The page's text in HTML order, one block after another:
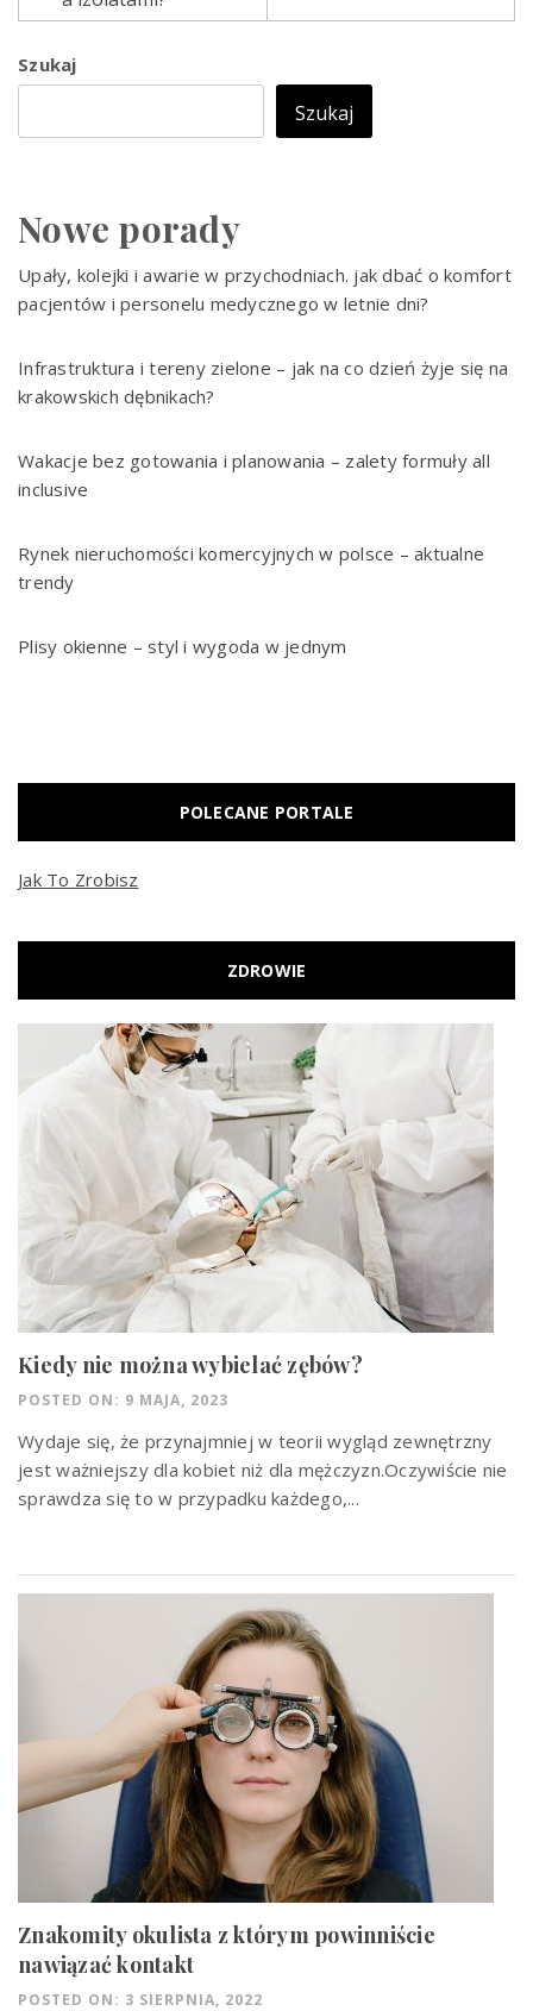
Szukaj
Szukaj
Nowe porady
Upały, kolejki i awarie w przychodniach. jak dbać o komfort
pacjentów i personelu medycznego w letnie dni?
Infrastruktura i tereny zielone – jak na co dzień żyje się na
krakowskich dębnikach?
Wakacje bez gotowania i planowania – zalety formuły all
inclusive
Rynek nieruchomości komercyjnych w polsce – aktualne
trendy
Plisy okienne – styl i wygoda w jednym
POLECANE PORTALE
Jak To Zrobisz
ZDROWIE
Kiedy nie można wybielać zębów?
POSTED ON: 9 MAJA, 2023
Wydaje się, że przynajmniej w teorii wygląd zewnętrzny
jest ważniejszy dla kobiet niż dla mężczyzn.Oczywiście nie
sprawdza się to w przypadku każdego,...
Znakomity okulista z którym powinniście
nawiązać kontakt
POSTED ON: 3 SIERPNIA, 2022